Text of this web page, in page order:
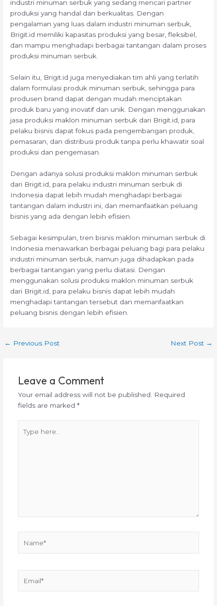
industri minuman serbuk yang sedang mencari partner
produksi yang handal dan berkualitas. Dengan
pengalaman yang luas dalam industri minuman serbuk,
Brigit.id memiliki kapasitas produksi yang besar, fleksibel,
dan mampu menghadapi berbagai tantangan dalam proses
produksi minuman serbuk.
Selain itu, Brigit.id juga menyediakan tim ahli yang terlatih
dalam formulasi produk minuman serbuk, sehingga para
produsen brand dapat dengan mudah menciptakan
produk baru yang inovatif dan unik. Dengan menggunakan
jasa produksi maklon minuman serbuk dari Brigit.id, para
pelaku bisnis dapat fokus pada pengembangan produk,
pemasaran, dan distribusi produk tanpa perlu khawatir soal
produksi dan pengemasan.
Dengan adanya solusi produksi maklon minuman serbuk
dari Brigit.id, para pelaku industri minuman serbuk di
Indonesia dapat lebih mudah menghadapi berbagai
tantangan dalam industri ini, dan memanfaatkan peluang
bisnis yang ada dengan lebih efisien.
Sebagai kesimpulan, tren bisnis maklon minuman serbuk di
Indonesia menawarkan berbagai peluang bagi para pelaku
industri minuman serbuk, namun juga dihadapkan pada
berbagai tantangan yang perlu diatasi. Dengan
menggunakan solusi produksi maklon minuman serbuk
dari Brigit.id, para pelaku bisnis dapat lebih mudah
menghadapi tantangan tersebut dan memanfaatkan
peluang bisnis dengan lebih efisien.
← Previous Post Next Post →
Leave a Comment
Your email address will not be published.
Required
fields are marked *
here..